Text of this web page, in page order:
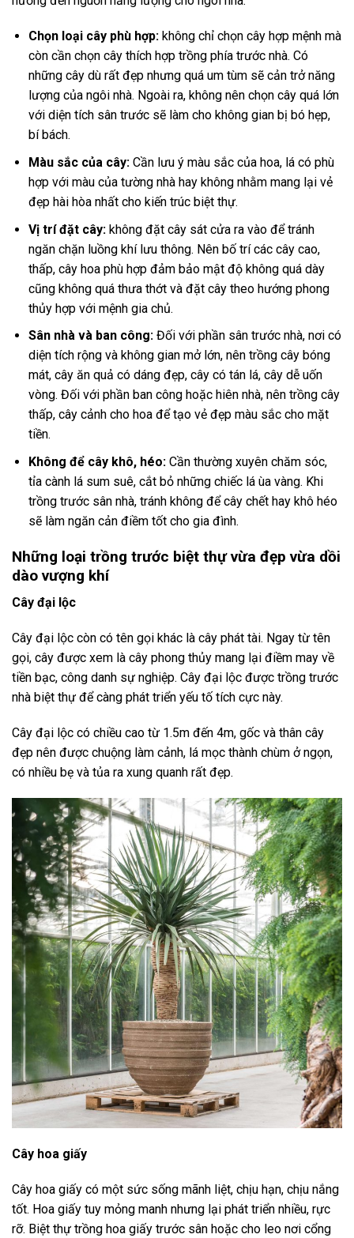
Chọn loại cây phù hợp:không chỉ chọn cây hợp mệnh mà
còn cần chọn cây thích hợp trồng phía trước nhà. Có
những cây dù rất đẹp nhưng quá um tùm sẽ cản trở năng
lượng của ngôi nhà. Ngoài ra, không nên chọn cây quá lớn
với diện tích sân trước sẽ làm cho không gian bị bó hẹp,
bí bách.
Màu sắc của cây: Cần lưu ý màu sắc của hoa, lá có phù
hợp với màu của tường nhà hay không nhằm mang lại vẻ
đẹp hài hòa nhất cho kiến trúc biệt thự.
Vị trí đặt cây: không đặt cây sát cửa ra vào để tránh
ngăn chặn luồng khí lưu thông. Nên bố trí các cây cao,
thấp, cây hoa phù hợp đảm bảo mật độ không quá dày
cũng không quá thưa thớt và đặt cây theo hướng phong
thủy hợp với mệnh gia chủ.
Sân nhà và ban công:Đối với phần sân trước nhà, nơi có
diện tích rộng và không gian mở lớn, nên trồng cây bóng
mát, cây ăn quả có dáng đẹp, cây có tán lá, cây dễ uốn
vòng. Đối với phần ban công hoặc hiên nhà, nên trồng cây
thấp, cây cảnh cho hoa để tạo vẻ đẹp màu sắc cho mặt
tiền.
Không để cây khô, héo: Cần thường xuyên chăm sóc,
tỉa cành lá sum suê, cắt bỏ những chiếc lá ùa vàng. Khi
trồng trước sân nhà, tránh không để cây chết hay khô héo
sẽ làm ngăn cản điềm tốt cho gia đình.
Những loại trồng trước biệt thự vừa đẹp vừa dồi
dào vượng khí
Cây đại lộc
Cây đại lộc còn có tên gọi khác là cây phát tài. Ngay từ tên
gọi, cây được xem là cây phong thủy mang lại điềm may về
tiền bạc, công danh sự nghiệp. Cây đại lộc được trồng trước
nhà biệt thự để càng phát triển yếu tố tích cực này.
Cây đại lộc có chiều cao từ 1.5m đến 4m, gốc và thân cây
đẹp nên được chuộng làm cảnh, lá mọc thành chùm ở ngọn,
có nhiều bẹ và tủa ra xung quanh rất đẹp.
Cây hoa giấy
Cây hoa giấy có một sức sống mãnh liệt, chịu hạn, chịu nắng
tốt. Hoa giấy tuy mỏng manh nhưng lại phát triển nhiều, rực
rỡ. Biệt thự trồng hoa giấy trước sân hoặc cho leo nơi cổng